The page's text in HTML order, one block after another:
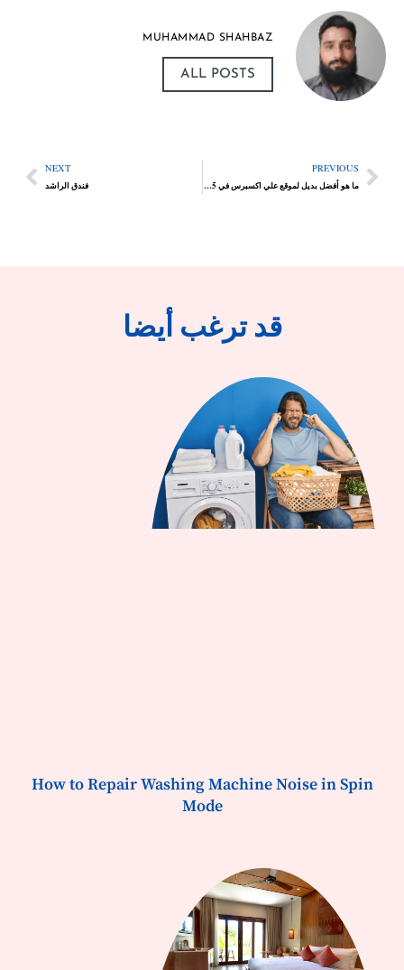
MUHAMMAD SHAHBAZ
ALL POSTS
PREVIOUS
ما هو أفضل بديل لموقع علي اكسبرس في 2025؟
NEXT
فندق الراشد
قد ترغب أيضا
How to Repair Washing Machine Noise in Spin
Mode